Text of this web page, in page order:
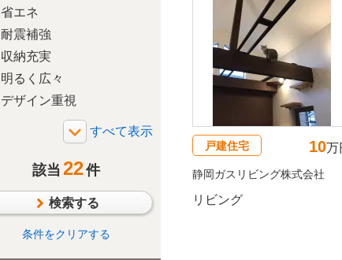
省エネ
耐震補強
収納充実
明るく広々
デザイン重視
増築・減築
断熱・気密
太陽光発電/太陽熱利用
シックハウス対策
防水・雨漏り対策
防犯対策
該当 22件
検索する
条件をクリアする
戸建住宅 10万
静岡ガスリビング株式会社
リビング